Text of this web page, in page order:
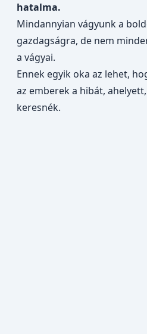
hatalma.
Mindannyian vágyunk a
gazdagságra, de nem
a vágyai.
Ennek egyik oka az lehet,
az emberek a hibát,
keresnék.